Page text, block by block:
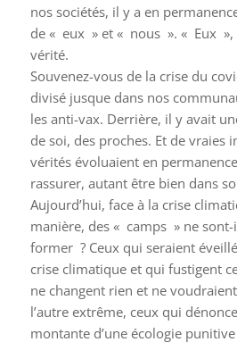
nos sociétés, il y a en
de « eux » et « nous ». « Eux
vérité.
Souvenez-vous de la crise du
divisé jusque dans nos
les anti-vax. Derrière, il y avait
de soi, des proches. Et de vraies
vérités évoluaient en
rassurer, autant être bien dans
Aujourd’hui, face à la crise
manière, des « camps » ne
former ? Ceux qui seraient
crise climatique et qui fustigent
ne changent rien et ne
l’autre extrême, ceux qui
montante d’une écologie